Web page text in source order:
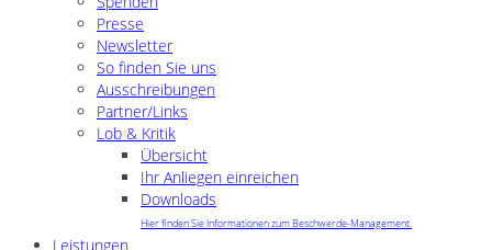
Presse
Newsletter
So finden Sie uns
Ausschreibungen
Partner/Links
Lob & Kritik
Übersicht
Ihr Anliegen einreichen
Downloads
Hier finden Sie Informationen zum Beschwerde-Management.
Leistungen